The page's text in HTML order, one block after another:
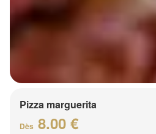
Pizza marguerita
Dès 8.00 €